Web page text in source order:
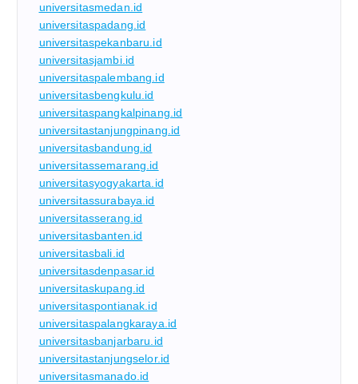
universitasmedan.id
universitaspadang.id
universitaspekanbaru.id
universitasjambi.id
universitaspalembang.id
universitasbengkulu.id
universitaspangkalpinang.id
universitastanjungpinang.id
universitasbandung.id
universitassemarang.id
universitasyogyakarta.id
universitassurabaya.id
universitasserang.id
universitasbanten.id
universitasbali.id
universitasdenpasar.id
universitaskupang.id
universitaspontianak.id
universitaspalangkaraya.id
universitasbanjarbaru.id
universitastanjungselor.id
universitasmanado.id